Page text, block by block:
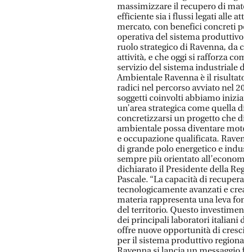
massimizzare il recupero di
efficiente sia i flussi legati alle
mercato, con benefici concreti
operativa del sistema
ruolo strategico di Ravenna, da
attività, e che oggi si rafforza
servizio del sistema industriale
Ambientale Ravenna è il
radici nel percorso avviato nel
soggetti coinvolti abbiamo
un’area strategica come quella
concretizzarsi un progetto che
ambientale possa diventare
e occupazione qualificata.
di grande polo energetico e
sempre più orientato
dichiarato il Presidente della
Pascale. “La capacità di
tecnologicamente avanzati e
materia rappresenta una leva
del territorio. Questo
dei principali laboratori italiani
offre nuove opportunità di
per il sistema produttivo